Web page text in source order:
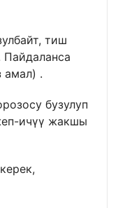
тиш
Пайдаланса
амал) .
бузулуп
ичүү жакшы